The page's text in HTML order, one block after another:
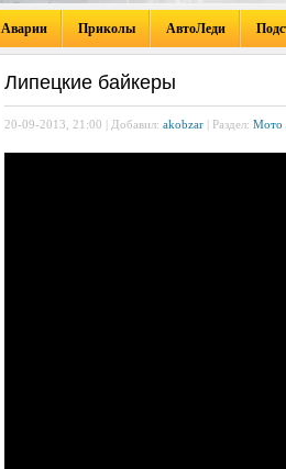
Аварии Приколы АвтоЛеди
Липецкие байкеры
20-09-2013, 21:00 | Добавил: akobzar | Раздел: Мото